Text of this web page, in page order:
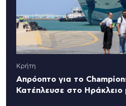
Κρήτη
Απρόοπτο για το
Κατέπλευσε στο Ηράκλειο